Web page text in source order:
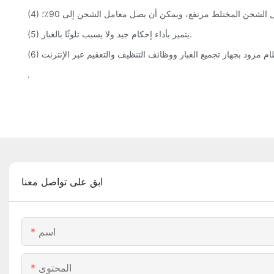
الشحن المختلط مرتفع، ويمكن أن يصل معامل الشحن إلى 90٪؛
(5) يتميز بأداء إحكام جيد ولا يسبب تلوثًا بالغبار.
.
ابق على تواصل معنا
اسم
المحتوى